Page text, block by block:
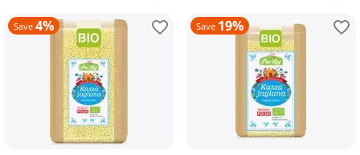
Save 4% Save 19%